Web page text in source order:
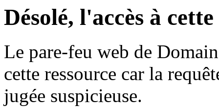
Désolé, l'accès à
Le pare-feu web de
cette ressource car la
jugée suspicieuse.